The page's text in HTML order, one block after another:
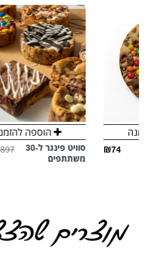
הוספה להזמנה
סוויט פינגר ל-30
₪897
₪881